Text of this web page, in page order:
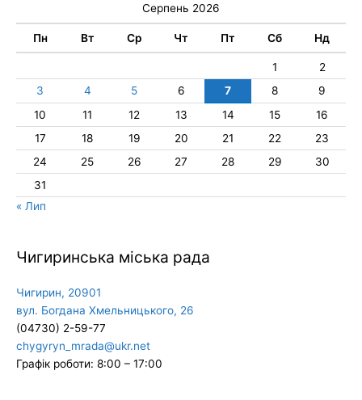
Серпень 2026
Пн Вт Ср Чт Пт Сб Нд
1
2
3
4 5 6 7 8
9
10
11 12 13 14 15
16
17
18 19 20 21 22
23
24
25 26 27 28 29
30
31
« Лип
Чигиринська міська рада
Чигирин, 20901
вул. Богдана Хмельницького, 26
(04730) 2-59-77
chygyryn_mrada@ukr.net
Графік роботи: 8:00 – 17:00